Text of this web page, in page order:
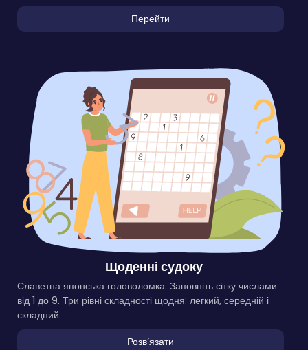
Перейти
Щоденні судоку
Славетна японська головоломка. Заповніть сітку числами
від 1 до 9. Три рівні складності щодня: легкий, середній і
складний.
Розвʼязати